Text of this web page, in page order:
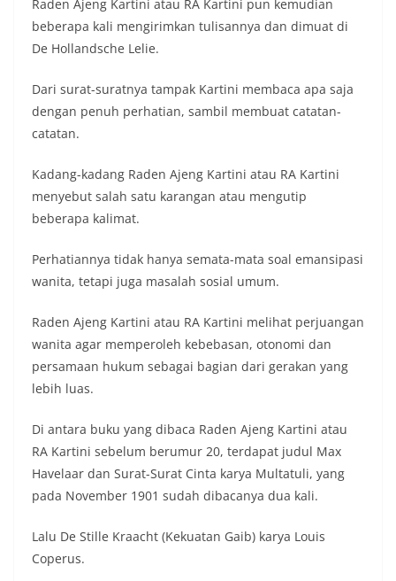
Raden Ajeng Kartini atau RA Kartini pun kemudian
beberapa kali mengirimkan tulisannya dan dimuat di
De Hollandsche Lelie.
Dari surat-suratnya tampak Kartini membaca apa saja
dengan penuh perhatian, sambil membuat catatan-
catatan.
Kadang-kadang Raden Ajeng Kartini atau RA Kartini
menyebut salah satu karangan atau mengutip
beberapa kalimat.
Perhatiannya tidak hanya semata-mata soal emansipasi
wanita, tetapi juga masalah sosial umum.
Raden Ajeng Kartini atau RA Kartini melihat perjuangan
wanita agar memperoleh kebebasan, otonomi dan
persamaan hukum sebagai bagian dari gerakan yang
lebih luas.
Di antara buku yang dibaca Raden Ajeng Kartini atau
RA Kartini sebelum berumur 20, terdapat judul Max
Havelaar dan Surat-Surat Cinta karya Multatuli, yang
pada November 1901 sudah dibacanya dua kali.
Lalu De Stille Kraacht (Kekuatan Gaib) karya Louis
Coperus.